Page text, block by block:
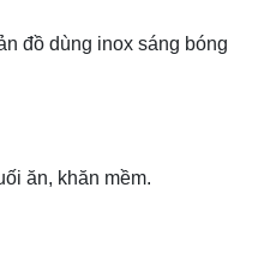
ăn, khăn mềm.